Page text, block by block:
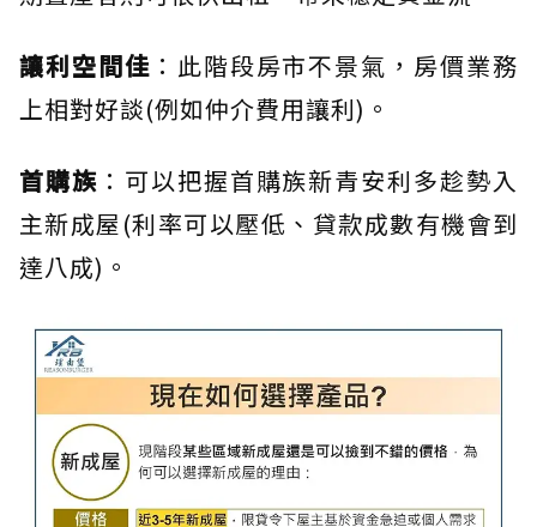
讓利空間佳 ：此階段房市不景氣，房價業務
上相對好談(例如仲介費用讓利)。
首購族 ：可以把握首購族新青安利多趁勢入
主新成屋(利率可以壓低、貸款成數有機會到
達八成)。